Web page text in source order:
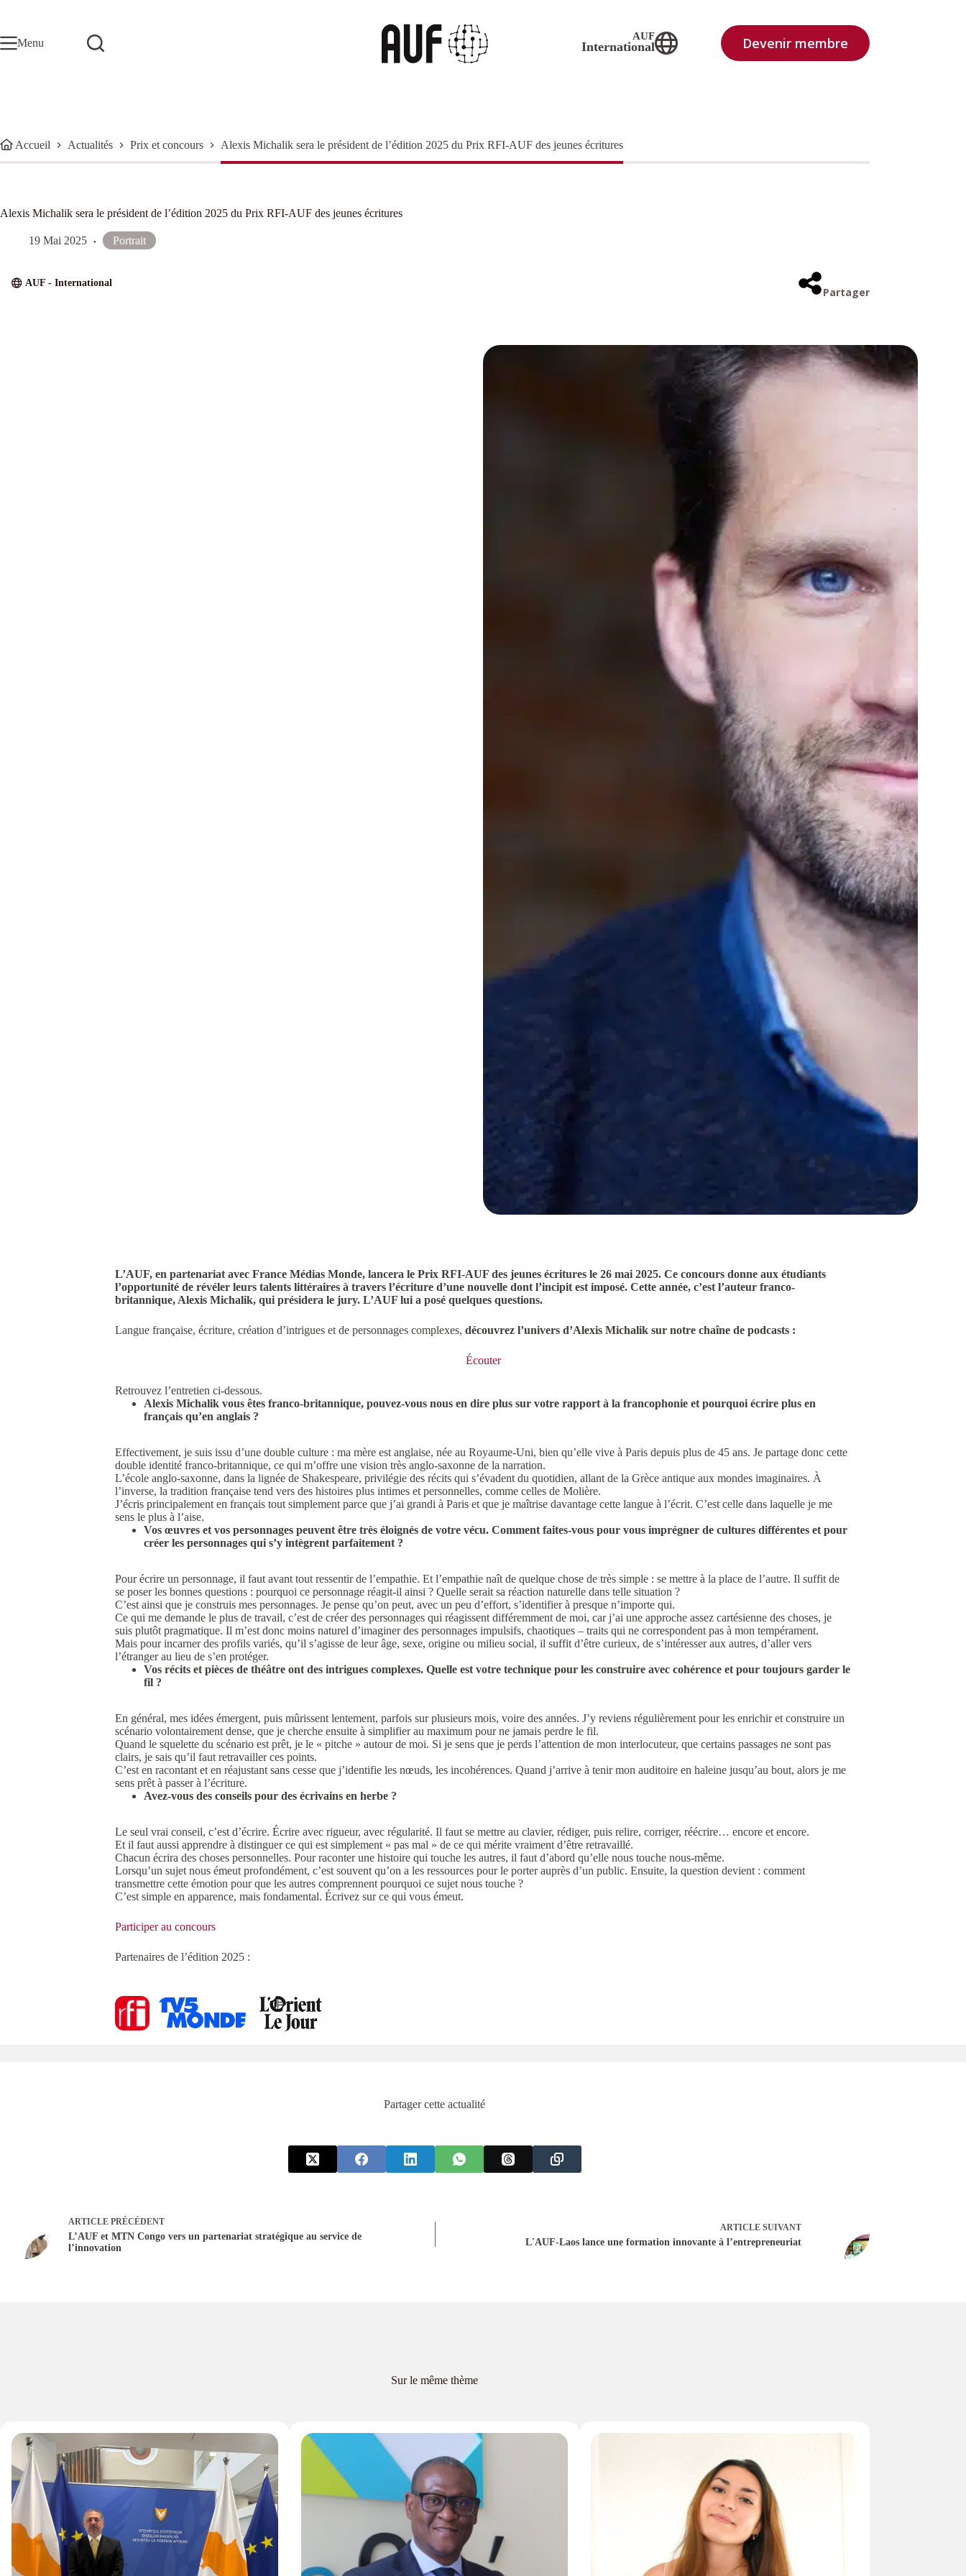
Menu
AUF
International Devenir membre
Accueil Actualités Prix et concours Alexis Michalik sera le président de l’édition 2025 du Prix RFI-AUF des jeunes écritures
Alexis Michalik sera le président de l’édition 2025 du Prix RFI-AUF des jeunes écritures
19 Mai 2025 Portrait
AUF - International
Partager
L’AUF, en partenariat avec France Médias Monde, lancera le Prix RFI-AUF des jeunes écritures le 26 mai 2025. Ce concours donne aux étudiants
l’opportunité de révéler leurs talents littéraires à travers l’écriture d’une nouvelle dont l’incipit est imposé. Cette année, c’est l’auteur franco-
britannique, Alexis Michalik, qui présidera le jury. L’AUF lui a posé quelques questions.
Langue française, écriture, création d’intrigues et de personnages complexes, découvrez l’univers d’Alexis Michalik sur notre chaîne de podcasts :
Écouter
Retrouvez l’entretien ci-dessous.
Alexis Michalik vous êtes franco-britannique, pouvez-vous nous en dire plus sur votre rapport à la francophonie et pourquoi écrire plus en
français qu’en anglais ?
Effectivement, je suis issu d’une double culture : ma mère est anglaise, née au Royaume-Uni, bien qu’elle vive à Paris depuis plus de 45 ans. Je partage donc cette
double identité franco-britannique, ce qui m’offre une vision très anglo-saxonne de la narration.
L’école anglo-saxonne, dans la lignée de Shakespeare, privilégie des récits qui s’évadent du quotidien, allant de la Grèce antique aux mondes imaginaires. À
l’inverse, la tradition française tend vers des histoires plus intimes et personnelles, comme celles de Molière.
J’écris principalement en français tout simplement parce que j’ai grandi à Paris et que je maîtrise davantage cette langue à l’écrit. C’est celle dans laquelle je me
sens le plus à l’aise.
Vos œuvres et vos personnages peuvent être très éloignés de votre vécu. Comment faites-vous pour vous imprégner de cultures différentes et pour
créer les personnages qui s’y intègrent parfaitement ?
Pour écrire un personnage, il faut avant tout ressentir de l’empathie. Et l’empathie naît de quelque chose de très simple : se mettre à la place de l’autre. Il suffit de
se poser les bonnes questions : pourquoi ce personnage réagit-il ainsi ? Quelle serait sa réaction naturelle dans telle situation ?
C’est ainsi que je construis mes personnages. Je pense qu’on peut, avec un peu d’effort, s’identifier à presque n’importe qui.
Ce qui me demande le plus de travail, c’est de créer des personnages qui réagissent différemment de moi, car j’ai une approche assez cartésienne des choses, je
suis plutôt pragmatique. Il m’est donc moins naturel d’imaginer des personnages impulsifs, chaotiques – traits qui ne correspondent pas à mon tempérament.
Mais pour incarner des profils variés, qu’il s’agisse de leur âge, sexe, origine ou milieu social, il suffit d’être curieux, de s’intéresser aux autres, d’aller vers
l’étranger au lieu de s’en protéger.
Vos récits et pièces de théâtre ont des intrigues complexes. Quelle est votre technique pour les construire avec cohérence et pour toujours garder le
fil ?
En général, mes idées émergent, puis mûrissent lentement, parfois sur plusieurs mois, voire des années. J’y reviens régulièrement pour les enrichir et construire un
scénario volontairement dense, que je cherche ensuite à simplifier au maximum pour ne jamais perdre le fil.
Quand le squelette du scénario est prêt, je le « pitche » autour de moi. Si je sens que je perds l’attention de mon interlocuteur, que certains passages ne sont pas
clairs, je sais qu’il faut retravailler ces points.
C’est en racontant et en réajustant sans cesse que j’identifie les nœuds, les incohérences. Quand j’arrive à tenir mon auditoire en haleine jusqu’au bout, alors je me
sens prêt à passer à l’écriture.
Avez-vous des conseils pour des écrivains en herbe ?
Le seul vrai conseil, c’est d’écrire. Écrire avec rigueur, avec régularité. Il faut se mettre au clavier, rédiger, puis relire, corriger, réécrire… encore et encore.
Et il faut aussi apprendre à distinguer ce qui est simplement « pas mal » de ce qui mérite vraiment d’être retravaillé.
Chacun écrira des choses personnelles. Pour raconter une histoire qui touche les autres, il faut d’abord qu’elle nous touche nous-même.
Lorsqu’un sujet nous émeut profondément, c’est souvent qu’on a les ressources pour le porter auprès d’un public. Ensuite, la question devient : comment
transmettre cette émotion pour que les autres comprennent pourquoi ce sujet nous touche ?
C’est simple en apparence, mais fondamental. Écrivez sur ce qui vous émeut.
Participer au concours
Partenaires de l’édition 2025 :
Partager cette actualité
ARTICLE PRÉCÉDENT
L’AUF et MTN Congo vers un partenariat stratégique au service de
l’innovation
ARTICLESUIVANT
L'AUF-Laos lance une formation innovante à l’entrepreneuriat
Sur le même thème